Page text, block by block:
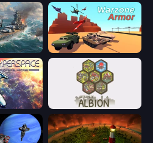
Warzone Armor
Hyperspace: Quantum Fracture Settlers of Albion